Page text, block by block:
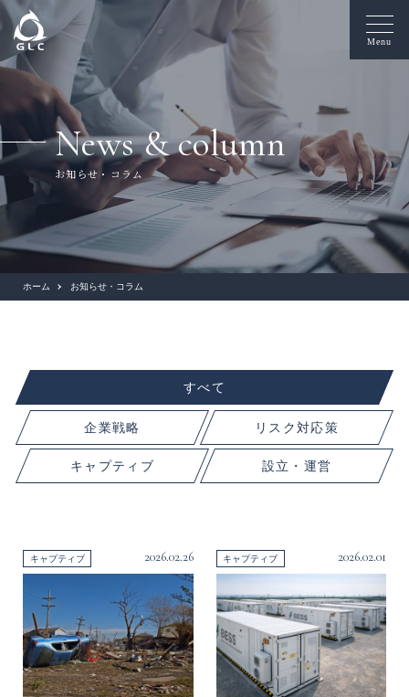
Menu
News & column
お知らせ・コラム
ホーム お知らせ・コラム
すべて
企業戦略 リスク対応策
キャプティブ 設立・運営
キャプティブ 2026.02.26 キャプティブ 2026.02.01